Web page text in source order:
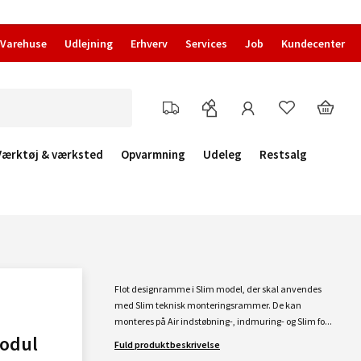
Varehuse Udlejning Erhverv Services Job Kundecenter
& værksted Opvarmning Udeleg Restsalg
Flot designramme i Slim model, der skal anvendes
med Slim teknisk monteringsrammer. De kan
monteres på Air indstøbning-, indmuring- og Slim fo...
Fuld produktbeskrivelse